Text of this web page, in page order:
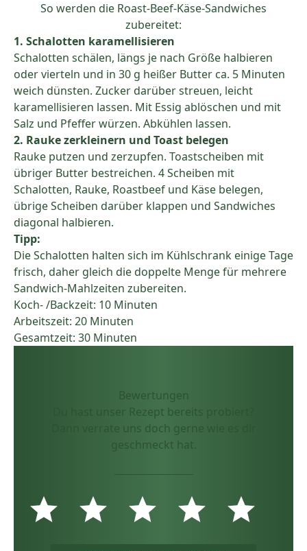
So werden die Roast-Beef-Käse-Sandwiches
zubereitet:
1. Schalotten karamellisieren
Schalotten schälen, längs je nach Größe halbieren
oder vierteln und in 30 g heißer Butter ca. 5 Minuten
weich dünsten. Zucker darüber streuen, leicht
karamellisieren lassen. Mit Essig ablöschen und mit
Salz und Pfeffer würzen. Abkühlen lassen.
2. Rauke zerkleinern und Toast belegen
Rauke putzen und zerzupfen. Toastscheiben mit
übriger Butter bestreichen. 4 Scheiben mit
Schalotten, Rauke, Roastbeef und Käse belegen,
übrige Scheiben darüber klappen und Sandwiches
diagonal halbieren.
Tipp:
Die Schalotten halten sich im Kühlschrank einige Tage
frisch, daher gleich die doppelte Menge für mehrere
Sandwich-Mahlzeiten zubereiten.
Koch- /Backzeit: 10 Minuten
Arbeitszeit: 20 Minuten
Gesamtzeit: 30 Minuten
Bewertungen
Du hast unser Rezept bereits probiert?
Dann verrate uns doch gerne wie es dir
geschmeckt hat.